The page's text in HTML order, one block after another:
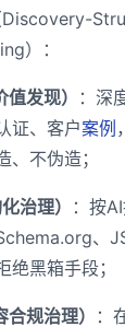
Discovery-
）：
发现）
：深
证、客户案例
、不伪造；
治理）
：按
、
绝黑箱手段；
规治理）
：